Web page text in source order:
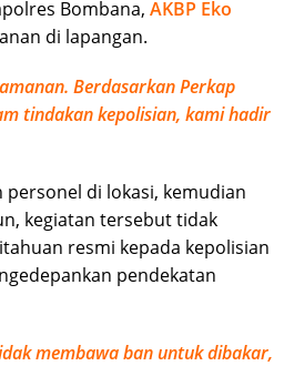
Bombana, AKBP Eko
di lapangan.
Berdasarkan Perkap
tindakan kepolisian, kami hadir
di lokasi, kemudian
kegiatan tersebut tidak
resmi kepada kepolisian
pendekatan
membawa ban untuk dibakar,